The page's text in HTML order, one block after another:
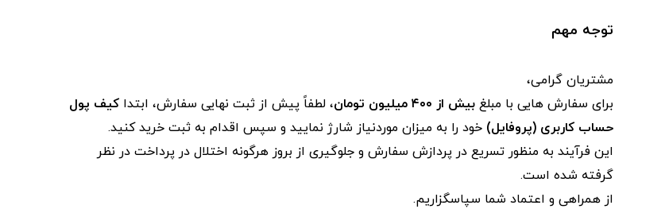
توجه مهم
مشتریان گرامی،
برای سفارش‌ هایی با مبلغ بیش از ۴۰۰ میلیون تومان ، لطفاً پیش از ثبت نهایی سفارش، ابتدا کیف پول
حساب کاربری (پروفایل) خود را به میزان موردنیاز شارژ نمایید و سپس اقدام به ثبت خرید کنید.
این فرآیند به‌ منظور تسریع در پردازش سفارش و جلوگیری از بروز هرگونه اختلال در پرداخت در نظر
گرفته شده است.
از همراهی و اعتماد شما سپاسگزاریم.